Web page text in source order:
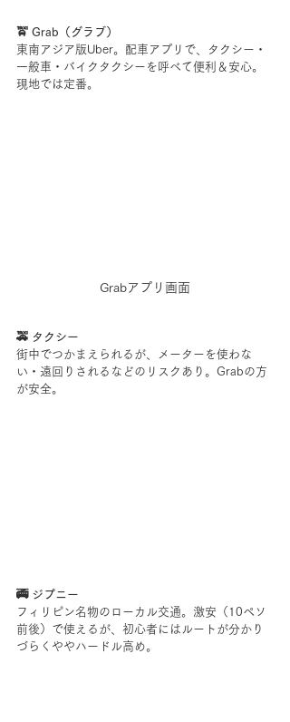
🚖 Grab（グラブ）
東南アジア版Uber。配車アプリで、タクシー・
一般車・バイクタクシーを呼べて便利＆安心。
現地では定番。
Grabアプリ画面
🚕 タクシー
街中でつかまえられるが、メーターを使わな
い・遠回りされるなどのリスクあり。Grabの方
が安全。
🚎 ジプニー
フィリピン名物のローカル交通。激安（10ペソ
前後）で使えるが、初心者にはルートが分かり
づらくややハードル高め。